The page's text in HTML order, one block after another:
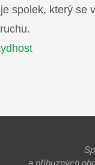
spolek, který se
a příbuzných